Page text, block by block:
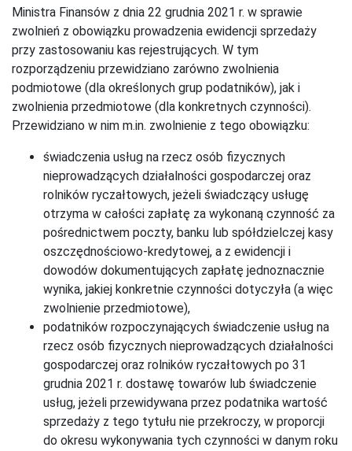
Ministra Finansów z dnia 22 grudnia 2021 r. w sprawie
zwolnień z obowiązku prowadzenia ewidencji sprzedaży
przy zastosowaniu kas rejestrujących. W tym
rozporządzeniu przewidziano zarówno zwolnienia
podmiotowe (dla określonych grup podatników), jak i
zwolnienia przedmiotowe (dla konkretnych czynności).
Przewidziano w nim m.in. zwolnienie z tego obowiązku:
świadczenia usług na rzecz osób fizycznych
nieprowadzących działalności gospodarczej oraz
rolników ryczałtowych, jeżeli świadczący usługę
otrzyma w całości zapłatę za wykonaną czynność za
pośrednictwem poczty, banku lub spółdzielczej kasy
oszczędnościowo-kredytowej, a z ewidencji i
dowodów dokumentujących zapłatę jednoznacznie
wynika, jakiej konkretnie czynności dotyczyła (a więc
zwolnienie przedmiotowe),
podatników rozpoczynających świadczenie usług na
rzecz osób fizycznych nieprowadzących działalności
gospodarczej oraz rolników ryczałtowych po 31
grudnia 2021 r. dostawę towarów lub świadczenie
usług, jeżeli przewidywana przez podatnika wartość
sprzedaży z tego tytułu nie przekroczy, w proporcji
do okresu wykonywania tych czynności w danym roku